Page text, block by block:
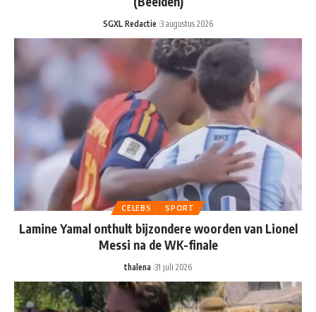
SGXL Redactie 3 augustus 2026
CELEBS SPORT
Lamine Yamal onthult bijzondere woorden van Lionel
Messi na de WK-finale
thalena 31 juli 2026